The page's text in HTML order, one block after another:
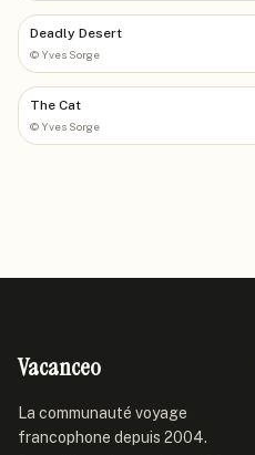
Deadly Desert
© Yves Sorge
The Cat
© Yves Sorge
Vacanceo
La communauté voyage
francophone depuis 2004.